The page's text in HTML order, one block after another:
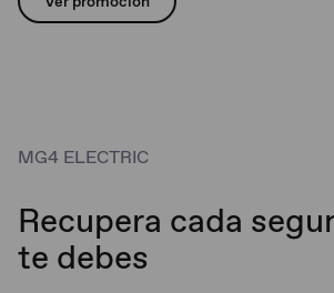
MG4 ELECTRIC
Recupera cada
te debes